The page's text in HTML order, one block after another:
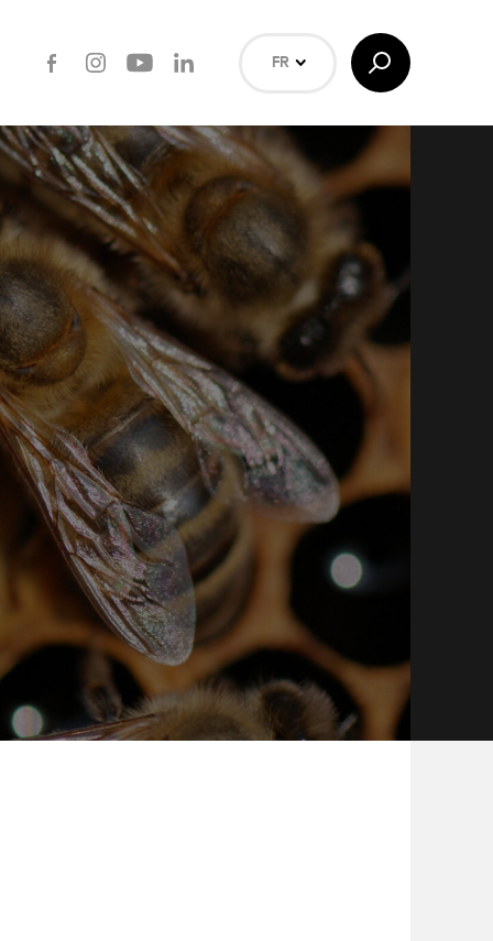
FacebookInstagramYoutube
FR
EN
Afficher/Masquer
la
Recherche
Rechercher